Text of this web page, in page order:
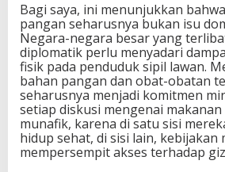
Bagi saya, ini menunjukkan
pangan seharusnya bukan isu
Negara-negara besar yang
diplomatik perlu menyadari
fisik pada penduduk sipil lawan.
bahan pangan dan obat-obatan
seharusnya menjadi komitmen
setiap diskusi mengenai
munafik, karena di satu sisi
hidup sehat, di sisi lain, kebijakan
mempersempit akses terhadap